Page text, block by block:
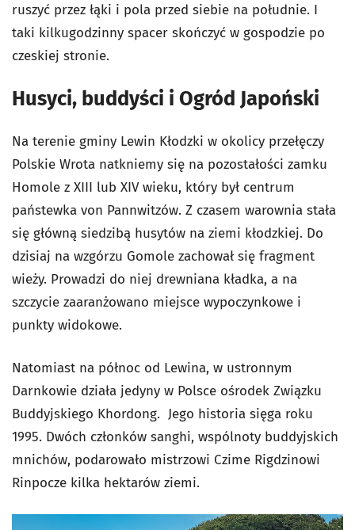
ruszyć przez łąki i pola przed siebie na południe. I
taki kilkugodzinny spacer skończyć w gospodzie po
czeskiej stronie.
Husyci, buddyści i Ogród Japoński
Na terenie gminy Lewin Kłodzki w okolicy przełęczy
Polskie Wrota natkniemy się na pozostałości zamku
Homole z XIII lub XIV wieku, który był centrum
państewka von Pannwitzów. Z czasem warownia stała
się główną siedzibą husytów na ziemi kłodzkiej. Do
dzisiaj na wzgórzu Gomole zachował się fragment
wieży. Prowadzi do niej drewniana kładka, a na
szczycie zaaranżowano miejsce wypoczynkowe i
punkty widokowe.
Natomiast na północ od Lewina, w ustronnym
Darnkowie działa jedyny w Polsce ośrodek Związku
Buddyjskiego Khordong. Jego historia sięga roku
1995. Dwóch członków sanghi, wspólnoty buddyjskich
mnichów, podarowało mistrzowi Czime Rigdzinowi
Rinpocze kilka hektarów ziemi.